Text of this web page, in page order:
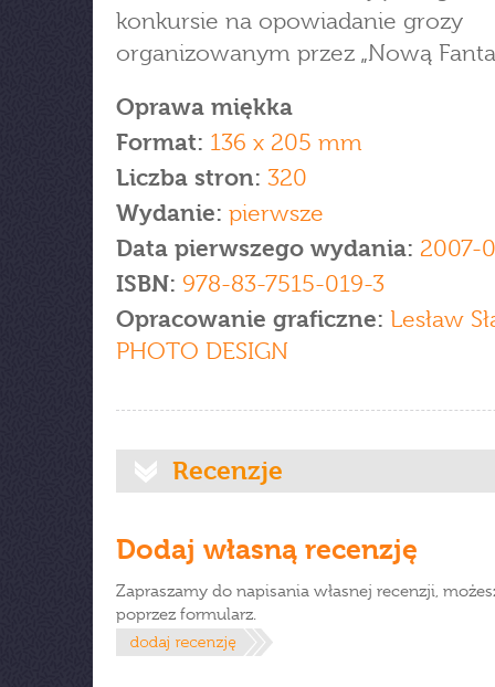
konkursie na opowiadanie grozy
organizowanym przez „Nową
Oprawa miękka
Format: 136 x 205 mm
Liczba stron: 320
Wydanie: pierwsze
Data pierwszego wydania: 2007-
ISBN: 978-83-7515-019-3
Opracowanie graficzne: Lesław
PHOTO DESIGN
Recenzje
Dodaj własną recenzję
Zapraszamy do napisania własnej recenzji,
poprzez formularz.